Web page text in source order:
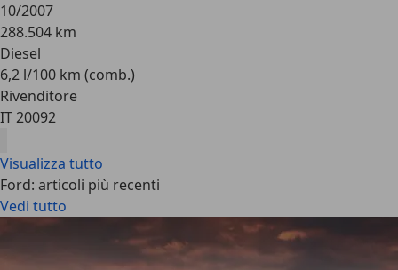
10/2007
288.504 km
Diesel
6,2 l/100 km (comb.)
Rivenditore
IT 20092
Visualizza tutto
Ford: articoli più recenti
Vedi tutto